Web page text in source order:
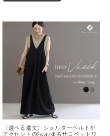
〈選べる着丈〉ショルダーベルトが
アクセントの2wayゆるサロペットワ